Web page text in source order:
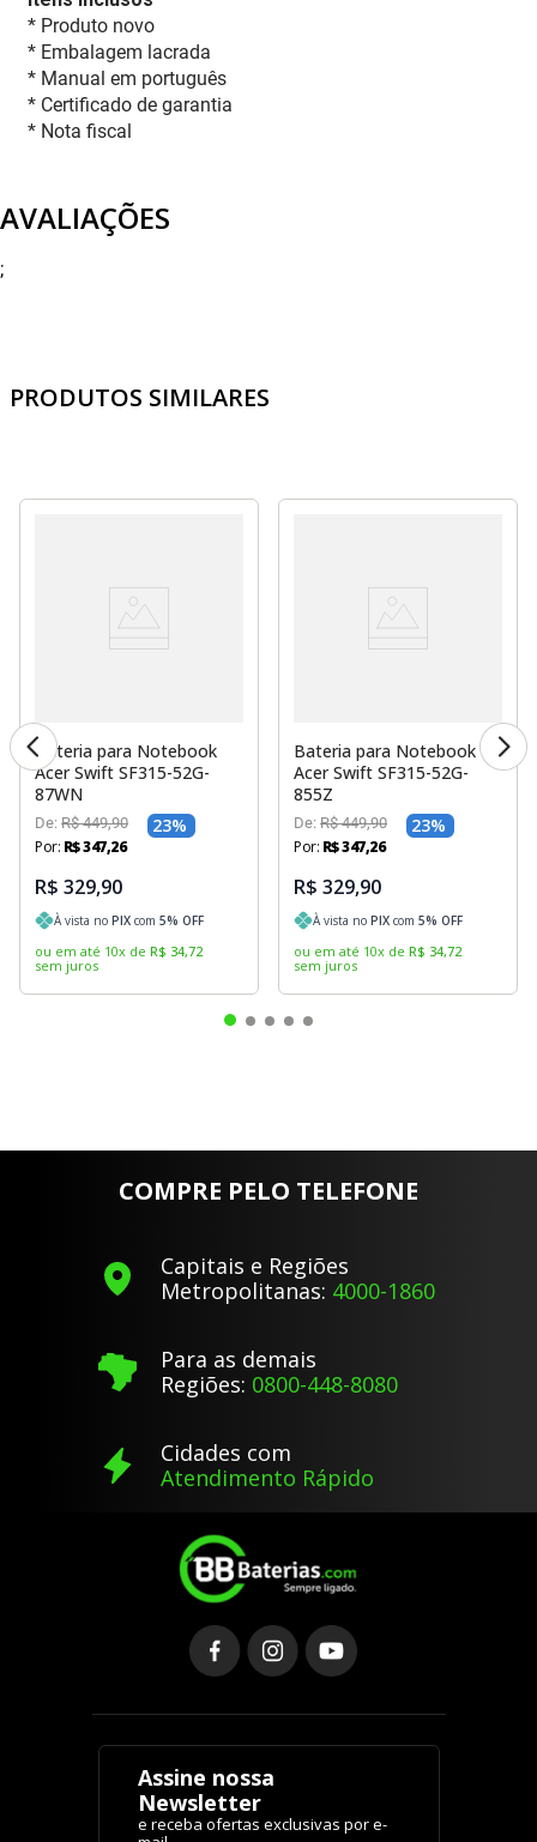
* Produto novo
* Embalagem lacrada
* Manual em português
* Certificado de garantia
* Nota fiscal
AVALIAÇÕES
;
PRODUTOS SIMILARES
Bateria para Notebook
Acer Swift SF315-52G-
87WN
De: R$ 449,90 23%
Por: R$347,26
R$ 329,90
À vista no PIX com 5% OFF
ou em até 10x de R$ 34,72
sem juros
Bateria para Notebook
Acer Swift SF315-52G-
855Z
De: R$ 449,90 23%
Por: R$347,26
R$ 329,90
À vista no PIX com 5% OFF
ou em até 10x de R$ 34,72
sem juros
COMPRE PELO TELEFONE
Capitais e Regiões
Metropolitanas: 4000-1860
Para as demais
Regiões: 0800-448-8080
Cidades com
Atendimento Rápido
Assine nossa
Newsletter